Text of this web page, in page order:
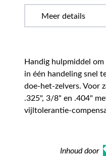
Handig hulpmiddel
in één handeling snel
doe-het-zelvers. Voor
.325", 3/8" en .404"
vijltolerantie-
Inhoud door